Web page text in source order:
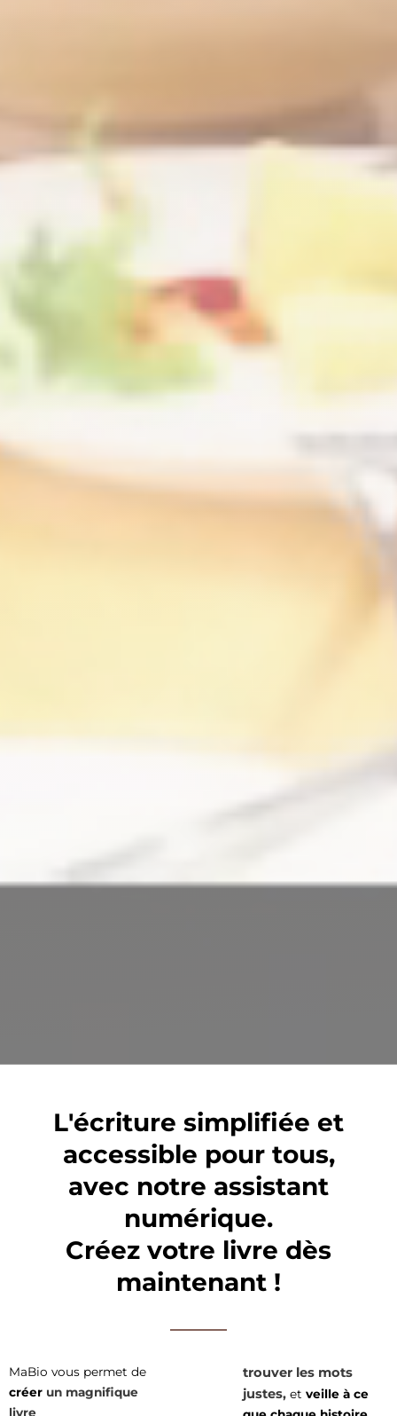
L'écriture simplifiée et
accessible pour tous,
avec notre assistant
numérique.
Créez votre livre dès
maintenant !
MaBio vous permet de
créer un magnifique
livre
trouver les mots
justes, et veille à ce